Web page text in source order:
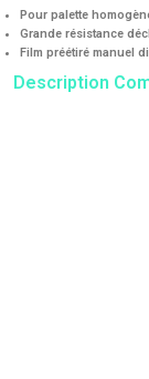
Pour palette
Grande résistance
Film préétiré manuel
Description